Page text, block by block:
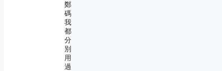
鄭
碼
我
都
分
別
用
過